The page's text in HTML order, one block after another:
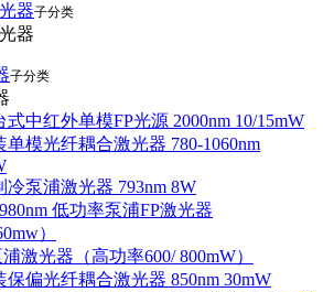
器子分类
器
子分类
式中红外单模FP光源 2000nm 10/15mW
单模光纤耦合激光器 780-1060nm
冷泵浦激光器 793nm 8W
低功率泵浦FP激光器
）
激光器（高功率600/ 800mW）
保偏光纤耦合激光器 850nm 30mW